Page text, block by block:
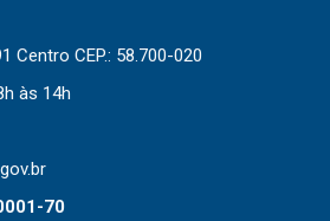
Centro CEP.: 58.700-020
às 14h
70